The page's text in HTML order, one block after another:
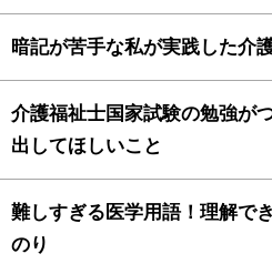
暗記が苦手な私が実践した介
介護福祉士国家試験の勉強が
出してほしいこと
難しすぎる医学用語！理解で
のり